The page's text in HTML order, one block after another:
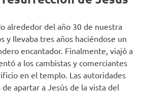
alrededor del año 30 de nuestra
y llevaba tres años haciéndose un
encantador. Finalmente, viajó a
a los cambistas y comerciantes
en el templo. Las autoridades
apartar a Jesús de la vista del